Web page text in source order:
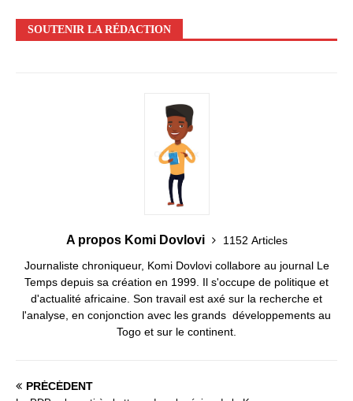
SOUTENIR LA RÉDACTION
A propos Komi Dovlovi
1152 Articles
Journaliste chroniqueur, Komi Dovlovi collabore au journal Le
Temps depuis sa création en 1999. Il s'occupe de politique et
d'actualité africaine. Son travail est axé sur la recherche et
l'analyse, en conjonction avec les grands développements au
Togo et sur le continent.
PRÉCÉDENT